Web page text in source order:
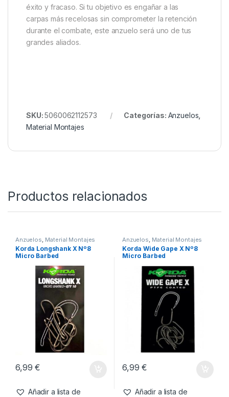
éxito y fracaso. Si tu objetivo es engañar a las
carpas más recelosas sin comprometer la retención
durante el combate, este anzuelo será uno de tus
grandes aliados.
SKU:5060062112573 Categorías: Anzuelos
Material Montajes
Productos relacionados
Anzuelos Material Montajes
Korda Longshank X Nº8
Micro Barbed
6,99€
Añadir a lista de
Anzuelos Material Montajes
Korda Wide Gape X Nº8
Micro Barbed
6,99€
Añadir a lista de